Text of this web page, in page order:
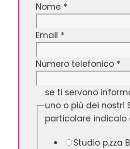
Nome *
Email *
Numero telefonico *
se ti servono
uno o più dei nostri
particolare indicalo
Studio p.zza